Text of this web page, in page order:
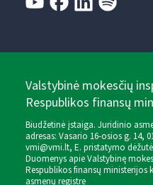
Valstybinė mokesčių
Respublikos finansų
Biudžetinė įstaiga. Juridinio
adresas: Vasario 16-osios g. 14,
vmi@vmi.lt, E. pristatymo
Duomenys apie Valstybinę
Respublikos finansų
asmenų registre